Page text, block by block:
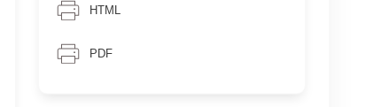
HTML
PDF